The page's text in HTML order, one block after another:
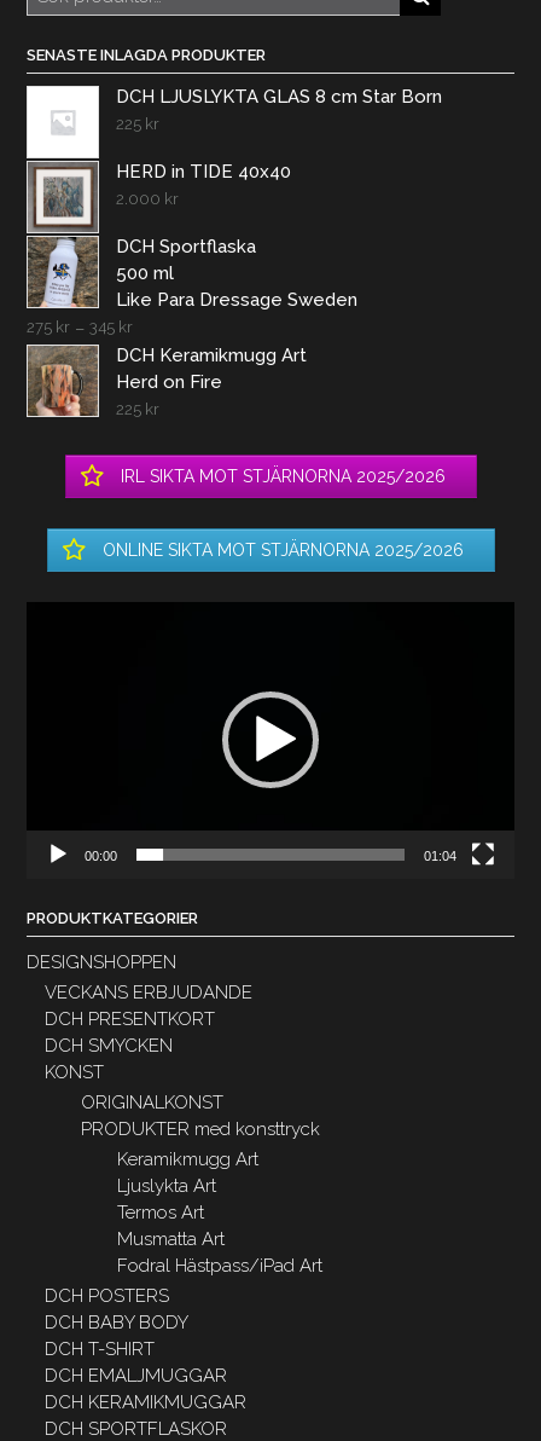
efter:
SENASTE INLAGDA PRODUKTER
DCH LJUSLYKTA GLAS 8 cm Star Born
225 kr
HERD in TIDE 40x40
2.000 kr
DCH Sportflaska
500 ml
Like Para Dressage Sweden
275 kr – 345 kr
DCH Keramikmugg Art
Herd on Fire
225 kr
IRL SIKTA MOT STJÄRNORNA 2025/2026
ONLINE SIKTA MOT STJÄRNORNA 2025/2026
00:00 01:04
PRODUKTKATEGORIER
DESIGNSHOPPEN
VECKANS ERBJUDANDE
DCH PRESENTKORT
DCH SMYCKEN
KONST
ORIGINALKONST
PRODUKTER med konsttryck
Keramikmugg Art
Ljuslykta Art
Termos Art
Musmatta Art
Fodral Hästpass/iPad Art
DCH POSTERS
DCH BABY BODY
DCH T-SHIRT
DCH EMALJMUGGAR
DCH KERAMIKMUGGAR
DCH SPORTFLASKOR